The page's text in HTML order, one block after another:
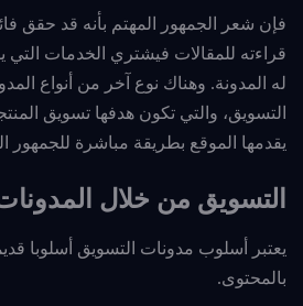
فإن شعر الجمهور المهتم بأنه قد حقق
قراءته للمقالات فيشتري الخدمات التي
له المدونة. وهناك نوع آخر من أنواع
التسويق، والتي تكون هدفها تسويق
يقدمها الموقع بطريقة مباشرة للجمهور
التسويق من خلال
يعتبر أسلوب مدونات التسويق أسلوبا
بالمحتوى.